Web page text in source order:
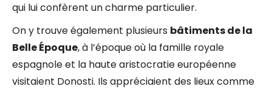
qui lui confèrent un charme particulier.
On y trouve également plusieurs bâtiments de la
Belle Époque, à l’époque où la famille royale
espagnole et la haute aristocratie européenne
visitaient Donosti. Ils appréciaient des lieux comme